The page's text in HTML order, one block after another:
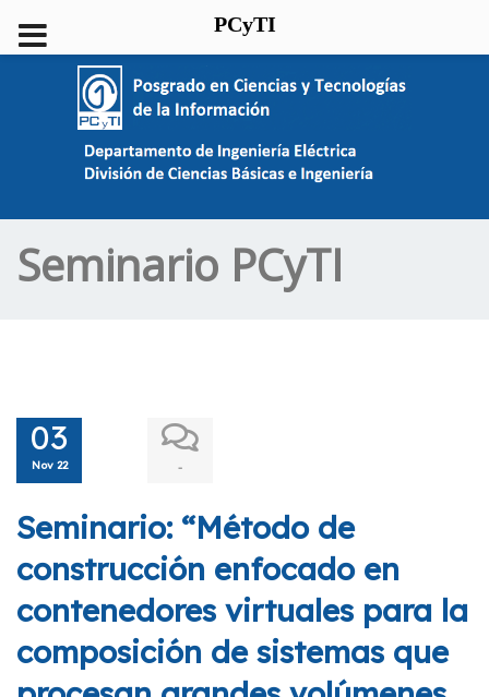
Seminario PCyTI
03
Nov 22 -
Seminario: “Método de
construcción enfocado en
contenedores virtuales para la
composición de sistemas que
PCyTI